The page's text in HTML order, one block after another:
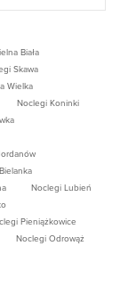
Biała
Skawa
Wielka
Noclegi Koninki
Noclegi Lubień
Pieniążkowice
Noclegi Odrowąż